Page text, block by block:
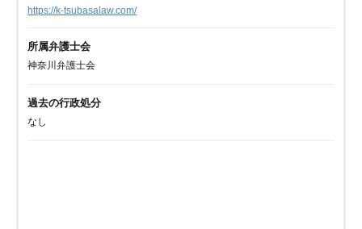
https://k-tsubasalaw.com/
所属弁護士会
神奈川弁護士会
過去の行政処分
なし